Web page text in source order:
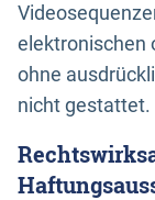
elektronischen
ohne
nicht gestattet.